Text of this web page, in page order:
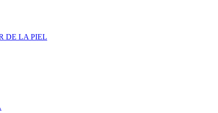
DE LA PIEL